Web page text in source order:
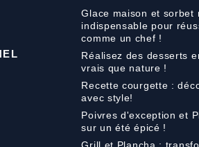
Glace maison et sorbet
indispensable pour
comme un chef !
Réalisez des desserts
vrais que nature !
Recette courgette :
avec style!
Poivres d'exception et
sur un été épicé !